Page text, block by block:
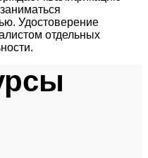
Удостоверение
отдельных